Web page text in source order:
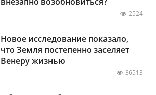
2524
Новое исследование показало,
что Земля постепенно заселяет
Венеру жизнью
36513